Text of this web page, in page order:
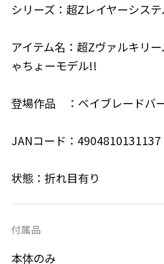
シリーズ：超Zレイヤーシステ
アイテム名：超Zヴァルキリ
ゃちょーモデル!!
登場作品 ：ベイブレードバ
JANコード：4904810131137
状態：折れ目有り
付属品
本体のみ